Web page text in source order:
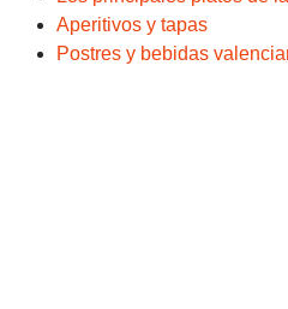
Aperitivos y tapas
Postres y bebidas